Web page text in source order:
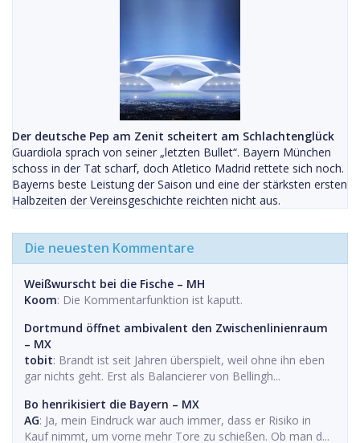
Der deutsche Pep am Zenit scheitert am Schlachtenglück
Guardiola sprach von seiner „letzten Bullet“. Bayern München
schoss in der Tat scharf, doch Atletico Madrid rettete sich noch.
Bayerns beste Leistung der Saison und eine der stärksten ersten
Halbzeiten der Vereinsgeschichte reichten nicht aus.
Die neuesten Kommentare
Weißwurscht bei die Fische – MH
Koom: Die Kommentarfunktion ist kaputt.
Dortmund öffnet ambivalent den Zwischenlinienraum
– MX
tobit: Brandt ist seit Jahren überspielt, weil ohne ihn eben
gar nichts geht. Erst als Balancierer von Bellingh...
Bo henrikisiert die Bayern – MX
AG: Ja, mein Eindruck war auch immer, dass er Risiko in
Kauf nimmt, um vorne mehr Tore zu schießen. Ob man d...